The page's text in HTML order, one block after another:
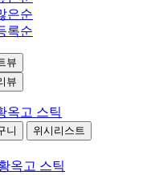
은순
록순
뷰
뷰
니 위시리스트
옥고 스틱